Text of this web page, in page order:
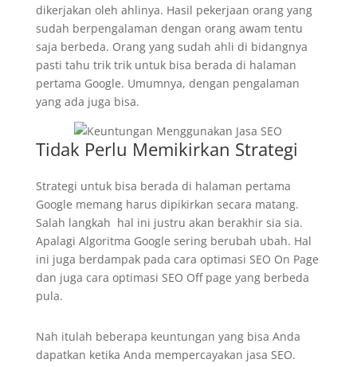
dikerjakan oleh ahlinya. Hasil pekerjaan orang yang
sudah berpengalaman dengan orang awam tentu
saja berbeda. Orang yang sudah ahli di bidangnya
pasti tahu trik trik untuk bisa berada di halaman
pertama Google. Umumnya, dengan pengalaman
yang ada juga bisa.
Tidak Perlu Memikirkan Strategi
Strategi untuk bisa berada di halaman pertama
Google memang harus dipikirkan secara matang.
Salah langkah hal ini justru akan berakhir sia sia.
Apalagi Algoritma Google sering berubah ubah. Hal
ini juga berdampak pada cara optimasi SEO On Page
dan juga cara optimasi SEO Off page yang berbeda
pula.
Nah itulah beberapa keuntungan yang bisa Anda
dapatkan ketika Anda mempercayakan jasa SEO.